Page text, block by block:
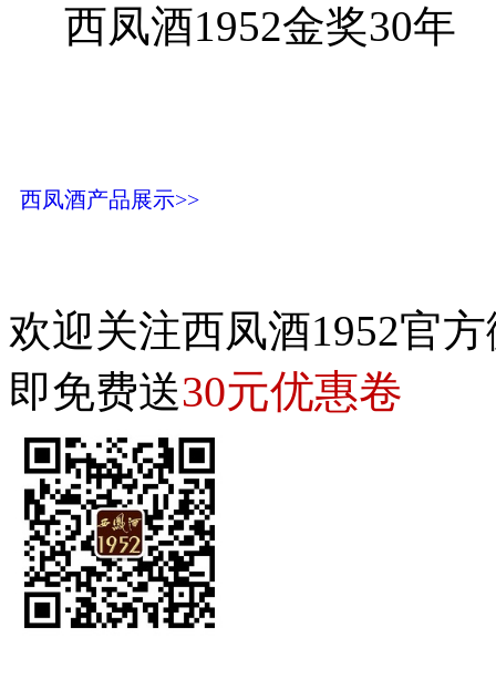
西凤酒1952金奖30年
西凤酒产品展示>>
欢迎关注西凤酒1952官
即免费送30元优惠卷